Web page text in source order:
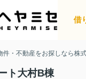
借
件・不動産をお探しなら株
ト大村B棟